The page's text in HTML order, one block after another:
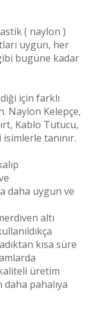
( naylon )
uygun, her
bugüne kadar
için farklı
Naylon Kelepçe,
Kablo Tutucu,
tanınır.
daha uygun ve
altı
kısa süre
üretim
pahalıya